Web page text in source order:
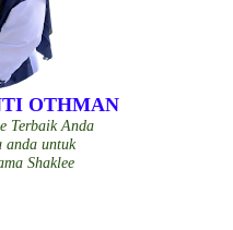
OTHMAN
Terbaik Anda
anda untuk
Shaklee